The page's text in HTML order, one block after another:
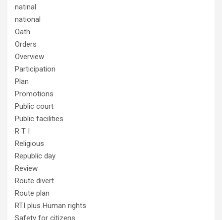
natinal
national
Oath
Orders
Overview
Participation
Plan
Promotions
Public court
Public facilities
R T I
Religious
Republic day
Review
Route divert
Route plan
RTI plus Human rights
Safety for citizens